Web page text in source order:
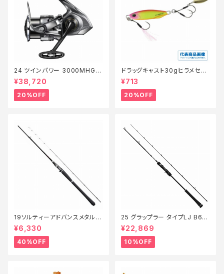
24 ツインパワー 3000MHG
【特価リール】【20】
¥38,720
20%OFF
ドラッグキャスト30gヒラメセレ
クション【特価ルアー】【20】
¥713
20%OFF
19ソルティーアドバンスメタルス
ッテ B66MLS【特価竿】【40】
¥6,330
40%OFF
25 グラップラー タイプLJ B63-
3【継続セール_ロッド】【10】
¥22,869
10%OFF